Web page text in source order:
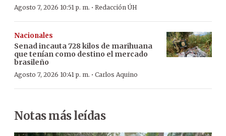
Agosto 7, 2026 10:51 p. m. · Redacción ÚH
Nacionales
Senad incauta 728 kilos de marihuana
que tenían como destino el mercado
brasileño
Agosto 7, 2026 10:41 p. m. · Carlos Aquino
Notas más leídas